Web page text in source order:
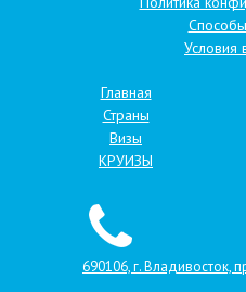
Условия
Главная
Страны
Визы
КРУИЗЫ
690106, г. Владивосток,